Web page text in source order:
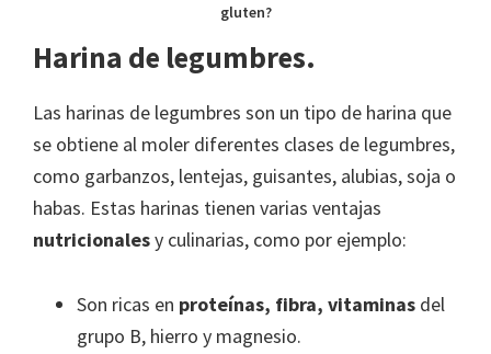
gluten?
Harina de legumbres.
Las harinas de legumbres son un tipo de harina que
se obtiene al moler diferentes clases de legumbres,
como garbanzos, lentejas, guisantes, alubias, soja o
habas. Estas harinas tienen varias ventajas
nutricionalesy culinarias, como por ejemplo:
Son ricas en proteínas, fibra, vitaminas del
grupo B, hierro y magnesio.